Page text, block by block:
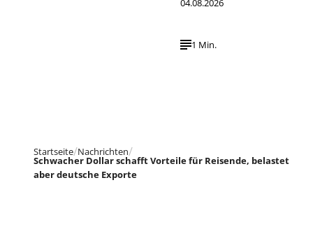
04.08.2026
1 Min.
Startseite Nachrichten
Schwacher Dollar schafft Vorteile für Reisende, belastet
aber deutsche Exporte